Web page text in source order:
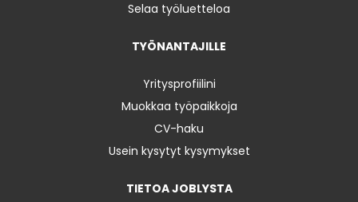
Selaa työluetteloa
TYÖNANTAJILLE
Yritysprofiilini
Muokkaa työpaikkoja
CV-haku
Usein kysytyt kysymykset
TIETOA JOBLYSTA